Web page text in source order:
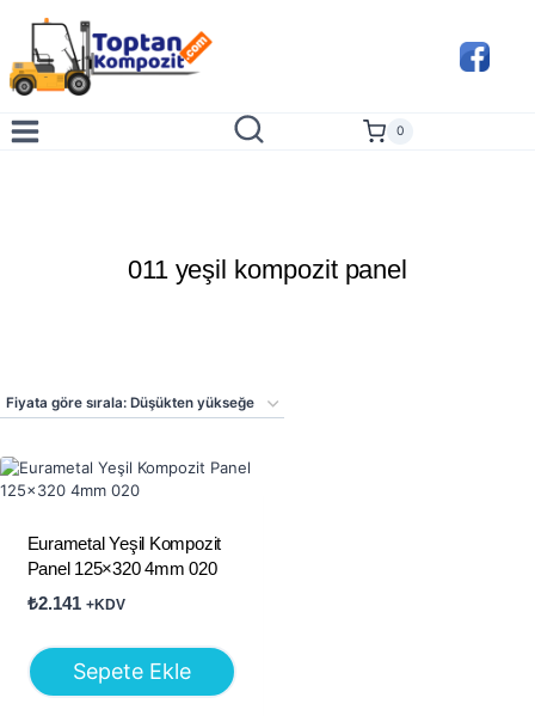
content
0
011 yeşil kompozit panel
Eurametal Yeşil Kompozit
Panel 125×320 4mm 020
₺2.141 +KDV
Sepete Ekle